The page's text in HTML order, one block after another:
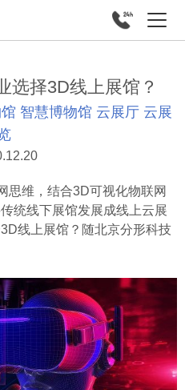
选择3D线上展馆？
智慧博物馆 云展厅 云展
维，结合3D可视化物联网
统线下展馆发展成线上云展
线上展馆？随北京分形科技